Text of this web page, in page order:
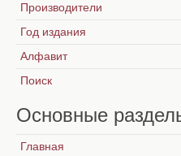
Производители
Год издания
Алфавит
Поиск
Основные
Главная